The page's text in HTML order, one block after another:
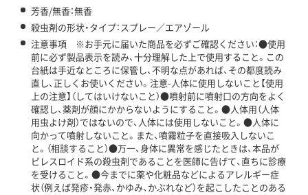
芳香/無香：無香
殺虫剤の形状・タイプ：スプレー／エアゾール
注意事項 ※お手元に届いた商品を必ずご確認ください：●使用
前に必ず製品表示を読み、十分理解した上で使用すること。この
台紙は手近なところに保管し、不明な点があれば、その都度読み
直し、正しくお使いください。注意-人体に使用しないこと【使用
上の注意】（してはいけないこと）●噴射前に噴射口の方向をよく
確認し、薬剤が顔にかからないようにすること。●人体用（人体
用虫よけ剤）ではないので、人体には使用しないこと。●人体に
向かって噴射しないこと。また、噴霧粒子を直接吸入しないこ
と。（相談すること）●万一、身体に異常を感じたときは、本品が
ピレスロイド系の殺虫剤であることを医師に告げて、直ちに診療
を受けること。●今までに薬や化粧品などによるアレルギー症
状（例えば発疹・発赤、かゆみ、かぶれなど）を起こしたことのある